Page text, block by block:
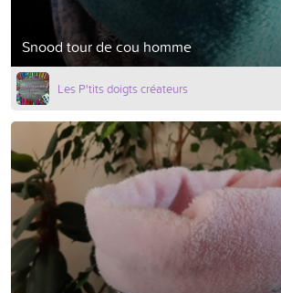
Snood tour de cou homme
Les P'tits doigts créateurs